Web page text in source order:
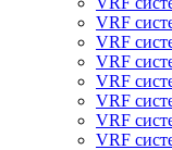
VRF
VRF
VRF
VRF
VRF
VRF
VRF